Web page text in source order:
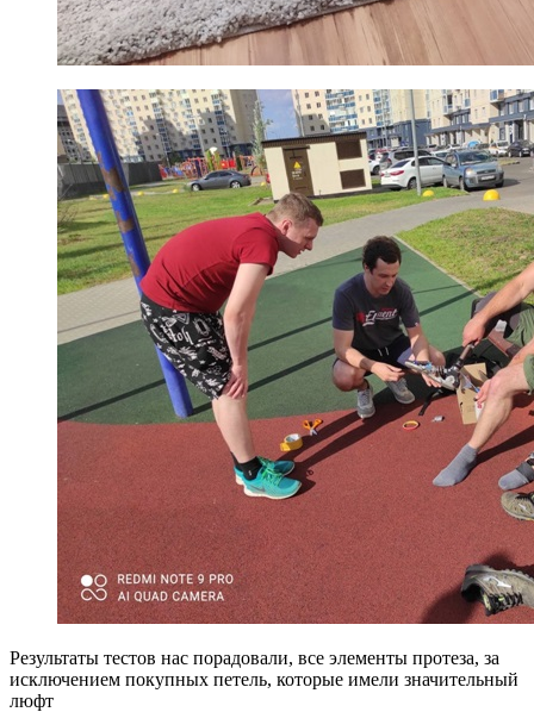
Результаты тестов нас порадовали, все элементы протеза, за
исключением покупных петель, которые имели значительный
люфт